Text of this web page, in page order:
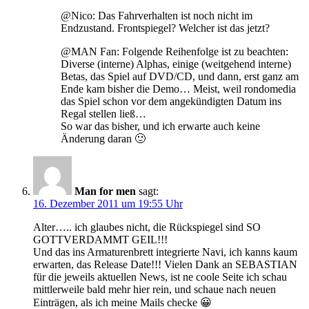
@Nico: Das Fahrverhalten ist noch nicht im
Endzustand. Frontspiegel? Welcher ist das jetzt?
@MAN Fan: Folgende Reihenfolge ist zu beachten:
Diverse (interne) Alphas, einige (weitgehend interne)
Betas, das Spiel auf DVD/CD, und dann, erst ganz am
Ende kam bisher die Demo… Meist, weil rondomedia
das Spiel schon vor dem angekündigten Datum ins
Regal stellen ließ…
So war das bisher, und ich erwarte auch keine
Änderung daran 🙂
Man for men sagt:
16. Dezember 2011 um 19:55 Uhr
Alter….. ich glaubes nicht, die Rückspiegel sind SO
GOTTVERDAMMT GEIL!!!
Und das ins Armaturenbrett integrierte Navi, ich kanns kaum
erwarten, das Release Date!!! Vielen Dank an SEBASTIAN
für die jeweils aktuellen News, ist ne coole Seite ich schau
mittlerweile bald mehr hier rein, und schaue nach neuen
Einträgen, als ich meine Mails checke 😀